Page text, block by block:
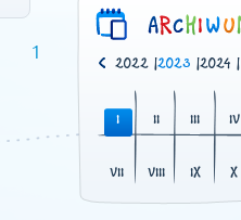
1
2020 2021| 2022|2023 |2024 |
I II III IV
VII VIII IX X